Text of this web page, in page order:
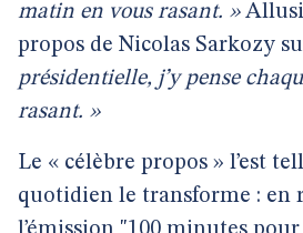
matin en vous rasant. »
propos de Nicolas Sarkozy
présidentielle, j’y pense
rasant. »
Le « célèbre propos » l’est
quotidien le transforme : en